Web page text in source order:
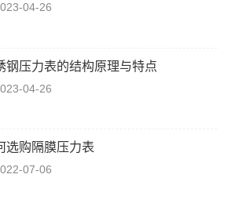
04-26
钢压力表的结构原理与特点
04-26
选购隔膜压力表
07-06